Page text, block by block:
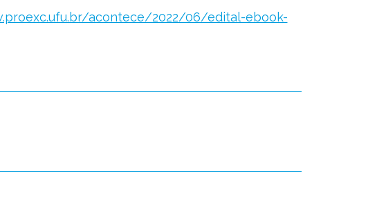
acontece/2022/06/edital-ebook-